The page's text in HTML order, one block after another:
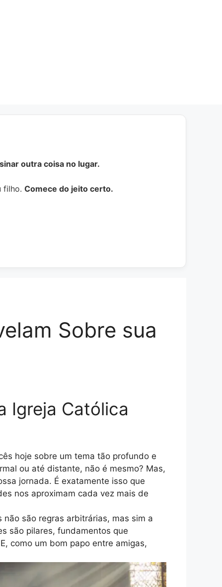
outra coisa no lugar.
filho. Comece do jeito certo.
Sobre sua
Igreja Católica
hoje sobre um tema tão profundo e
ou até distante, não é mesmo? Mas,
jornada. É exatamente isso que
nos aproximam cada vez mais de
são regras arbitrárias, mas sim a
são pilares, fundamentos que
como um bom papo entre amigas,